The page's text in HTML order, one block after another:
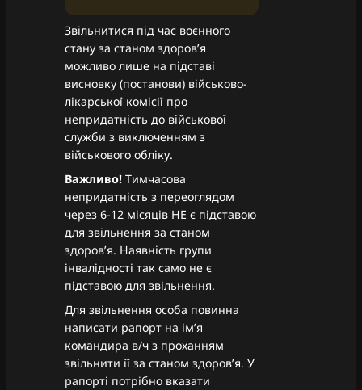
Звільнитися під час воєнного
стану за станом здоровʼя
можливо лише на підставі
висновку (постанови) військово-
лікарської комісії про
непридатність до військової
служби з виключенням з
військового обліку.
Важливо! Тимчасова
непридатність з переоглядом
через 6-12 місяців НЕ є підставою
для звільнення за станом
здоровʼя. Наявність групи
інвалідності так само не є
підставою для звільнення.
Для звільнення особа повинна
написати рапорт на імʼя
командира в/ч з проханням
звільнити її за станом здоровʼя. У
рапорті потрібно вказати